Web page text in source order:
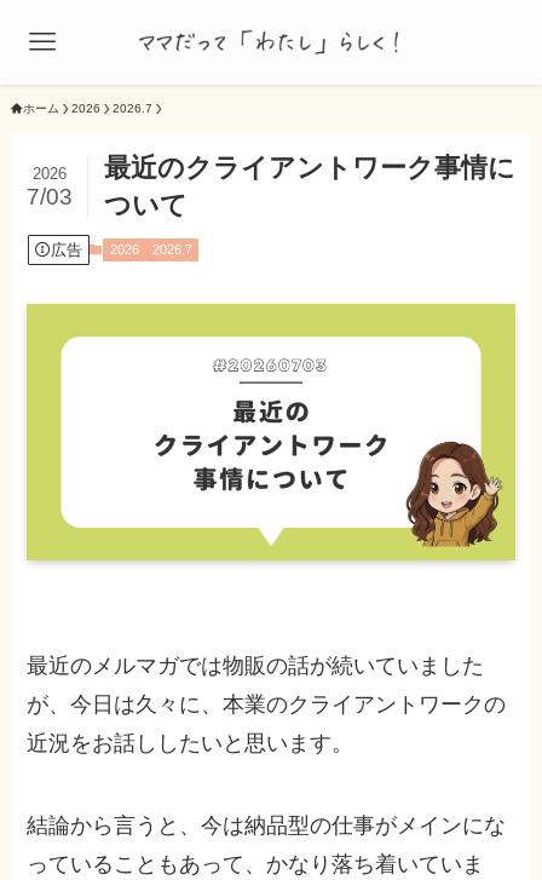
ホーム 2026 2026.7
最近のクライアントワーク事情に
ついて
2026
7/03
広告 2026 2026.7
最近のメルマガでは物販の話が続いていました
が、今日は久々に、本業のクライアントワークの
近況をお話ししたいと思います。
結論から言うと、今は納品型の仕事がメインにな
っていることもあって、かなり落ち着いていま